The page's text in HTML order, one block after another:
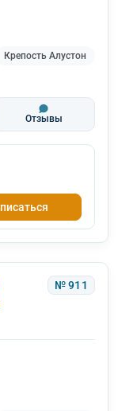
Крепость Алустон
Отзывы
№ 911